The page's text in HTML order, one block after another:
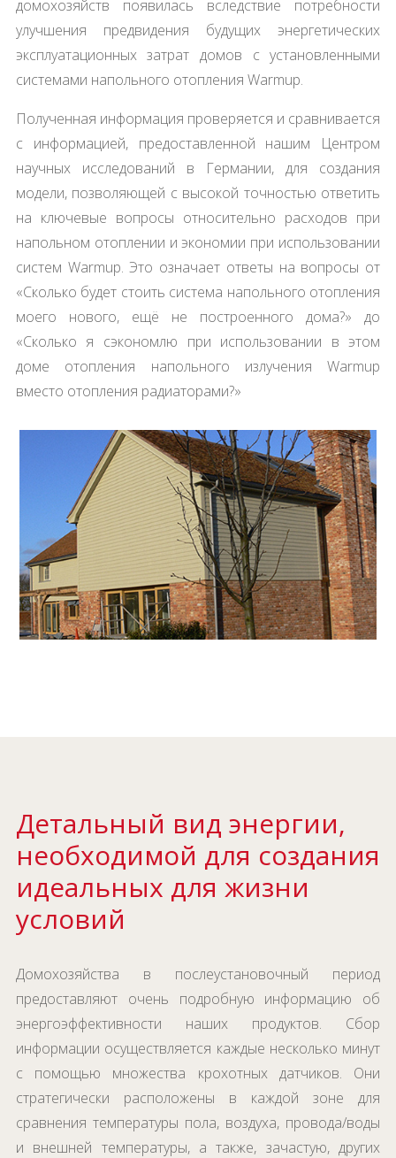
домохозяйств появилась вследствие потребности
улучшения предвидения будущих энергетических
эксплуатационных затрат домов с установленными
системами напольного отопления Warmup.
Полученная информация проверяется и сравнивается
с информацией, предоставленной нашим Центром
научных исследований в Германии, для создания
модели, позволяющей с высокой точностью ответить
на ключевые вопросы относительно расходов при
напольном отоплении и экономии при использовании
систем Warmup. Это означает ответы на вопросы от
«Сколько будет стоить система напольного отопления
моего нового, ещё не построенного дома?» до
«Сколько я сэкономлю при использовании в этом
доме отопления напольного излучения Warmup
вместо отопления радиаторами?»
Детальный вид энергии,
необходимой для создания
идеальных для жизни
условий
Домохозяйства в послеустановочный период
предоставляют очень подробную информацию об
энергоэффективности наших продуктов. Сбор
информации осуществляется каждые несколько минут
с помощью множества крохотных датчиков. Они
стратегически расположены в каждой зоне для
сравнения температуры пола, воздуха, провода/воды
и внешней температуры, а также, зачастую, других